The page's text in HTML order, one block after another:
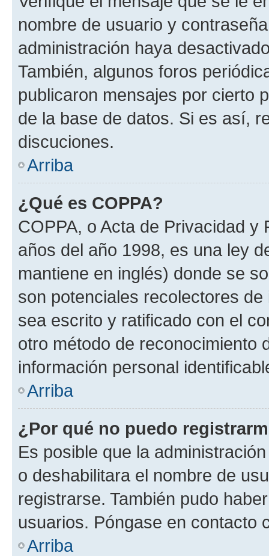
nombre de usuario y
administración haya
También, algunos foros
publicaron mensajes por cierto
de la base de datos. Si es así,
discuciones.
Arriba
¿Qué es COPPA?
COPPA, o Acta de Privacidad
años del año 1998, es una ley
mantiene en inglés) donde se
son potenciales recolectores
sea escrito y ratificado con el
otro método de reconocimiento
información personal
Arriba
¿Por qué no puedo
Es posible que la
o deshabilitara el nombre de
registrarse. También pudo
usuarios. Póngase en contacto
Arriba